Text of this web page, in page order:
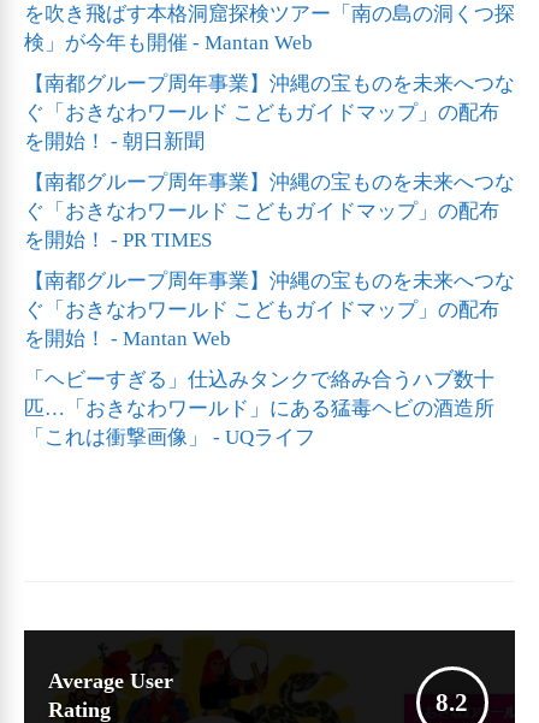
を吹き飛ばす本格洞窟探検ツアー「南の島の洞くつ探
検」が今年も開催 - Mantan Web
【南都グループ周年事業】沖縄の宝ものを未来へつな
ぐ「おきなわワールド こどもガイドマップ」の配布
を開始！ - 朝日新聞
【南都グループ周年事業】沖縄の宝ものを未来へつな
ぐ「おきなわワールド こどもガイドマップ」の配布
を開始！ - PR TIMES
【南都グループ周年事業】沖縄の宝ものを未来へつな
ぐ「おきなわワールド こどもガイドマップ」の配布
を開始！ - Mantan Web
「ヘビーすぎる」仕込みタンクで絡み合うハブ数十
匹…「おきなわワールド」にある猛毒ヘビの酒造所
「これは衝撃画像」 - UQライフ
Average User
Rating
8.2